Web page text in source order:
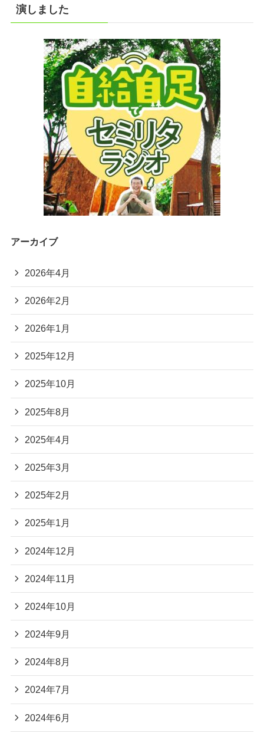
演しました
アーカイブ
2026年4月
2026年2月
2026年1月
2025年12月
2025年10月
2025年8月
2025年4月
2025年3月
2025年2月
2025年1月
2024年12月
2024年11月
2024年10月
2024年9月
2024年8月
2024年7月
2024年6月